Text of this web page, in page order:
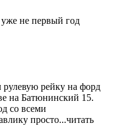
не первый год
рейку на форд
на Батюнинский 15.
со всеми
просто...читать